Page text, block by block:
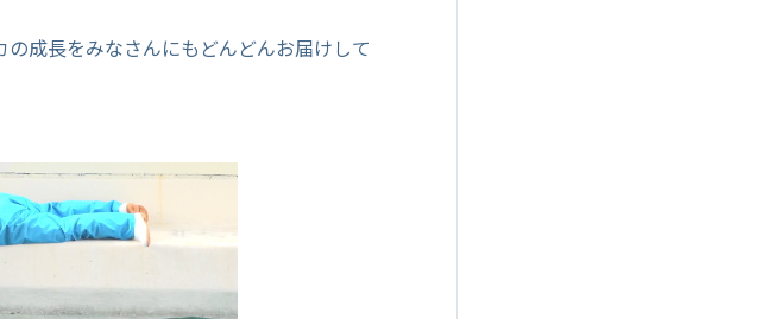
成長をみなさんにもどんどんお届けして